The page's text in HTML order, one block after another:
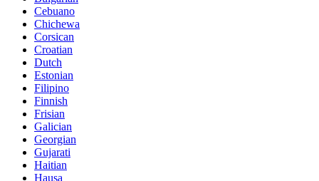
Cebuano
Chichewa
Corsican
Croatian
Dutch
Estonian
Filipino
Finnish
Frisian
Galician
Georgian
Gujarati
Haitian
Hausa